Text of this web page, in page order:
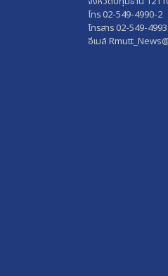
โทร 02-549-4990-2
โทรสาร 02-549-4993
อีเมล์